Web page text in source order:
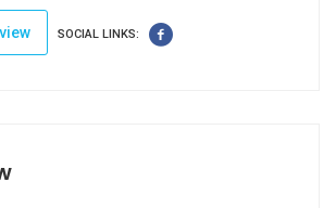
SOCIAL LINKS: